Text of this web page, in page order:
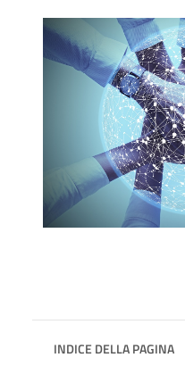
INDICE DELLA PAGINA